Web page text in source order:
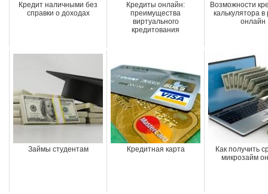
Кредит наличными без
справки о доходах
Кредиты онлайн:
преимущества
виртуального
кредитования
Возможности
калькулятора
онлайн
Займы студентам Кредитная карта
Как получить
микрозайм